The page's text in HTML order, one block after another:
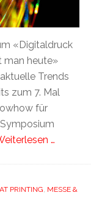
«Digitaldruck
man heute»
Trends
zum 7. Mal
für
…
PRINTING, MESSE &